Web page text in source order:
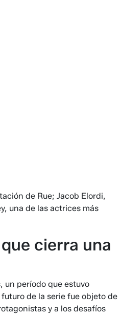
de Rue; Jacob Elordi,
una de las actrices más
cierra una
un período que estuvo
de la serie fue objeto de
y a los desafíos